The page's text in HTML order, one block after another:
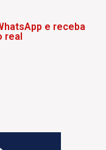
e receba
real